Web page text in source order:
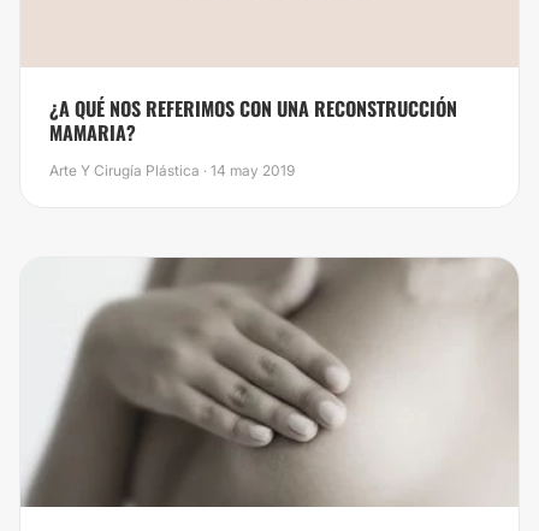
¿A QUÉ NOS REFERIMOS CON UNA RECONSTRUCCIÓN
MAMARIA?
Arte Y Cirugía Plástica · 14 may 2019